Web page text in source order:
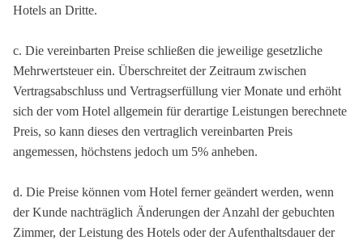
Hotels an Dritte.
c. Die vereinbarten Preise schließen die jeweilige gesetzliche
Mehrwertsteuer ein. Überschreitet der Zeitraum zwischen
Vertragsabschluss und Vertragserfüllung vier Monate und erhöht
sich der vom Hotel allgemein für derartige Leistungen berechnete
Preis, so kann dieses den vertraglich vereinbarten Preis
angemessen, höchstens jedoch um 5% anheben.
d. Die Preise können vom Hotel ferner geändert werden, wenn
der Kunde nachträglich Änderungen der Anzahl der gebuchten
Zimmer, der Leistung des Hotels oder der Aufenthaltsdauer der